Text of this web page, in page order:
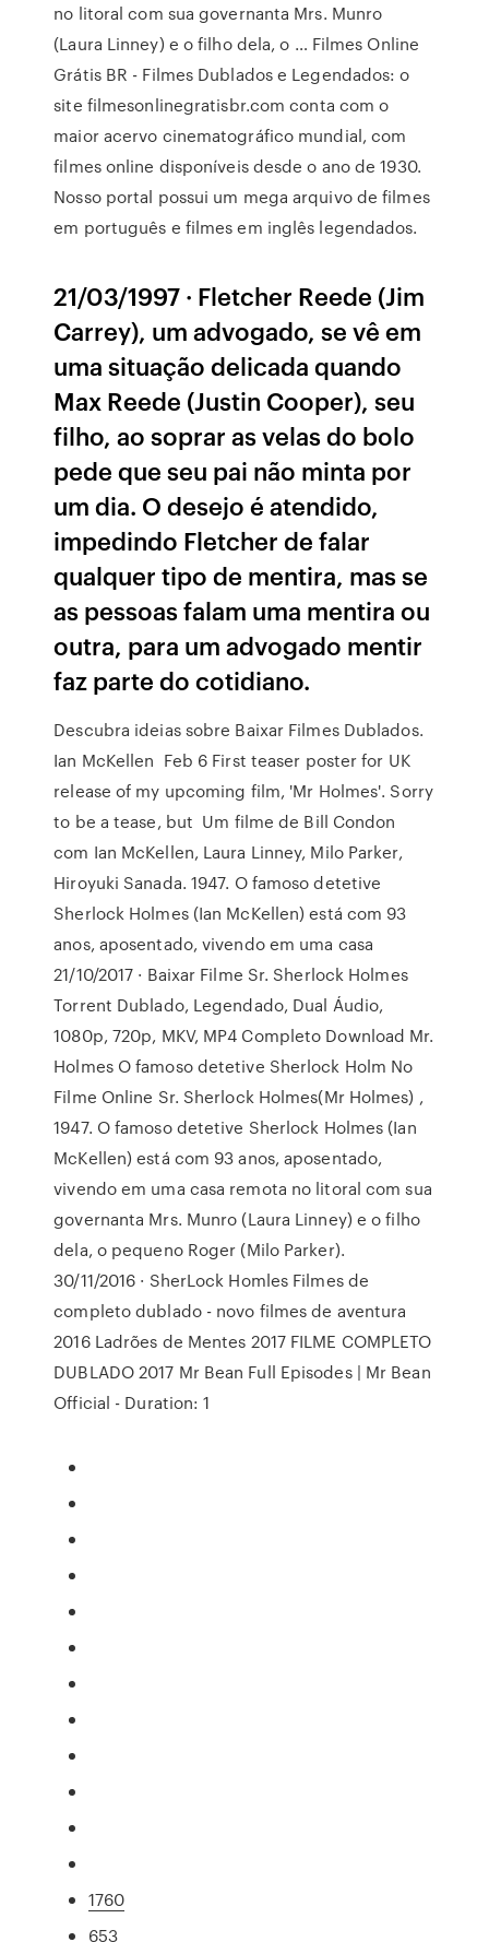
no litoral com sua governanta Mrs. Munro
(Laura Linney) e o filho dela, o … Filmes Online
Grátis BR - Filmes Dublados e Legendados: o
site filmesonlinegratisbr.com conta com o
maior acervo cinematográfico mundial, com
filmes online disponíveis desde o ano de 1930.
Nosso portal possui um mega arquivo de filmes
em português e filmes em inglês legendados.
21/03/1997 · Fletcher Reede (Jim
Carrey), um advogado, se vê em
uma situação delicada quando
Max Reede (Justin Cooper), seu
filho, ao soprar as velas do bolo
pede que seu pai não minta por
um dia. O desejo é atendido,
impedindo Fletcher de falar
qualquer tipo de mentira, mas se
as pessoas falam uma mentira ou
outra, para um advogado mentir
faz parte do cotidiano.
Descubra ideias sobre Baixar Filmes Dublados.
Ian McKellen ‏ Feb 6 First teaser poster for UK
release of my upcoming film, 'Mr Holmes'. Sorry
to be a tease, but Um filme de Bill Condon
com Ian McKellen, Laura Linney, Milo Parker,
Hiroyuki Sanada. 1947. O famoso detetive
Sherlock Holmes (Ian McKellen) está com 93
anos, aposentado, vivendo em uma casa
21/10/2017 · Baixar Filme Sr. Sherlock Holmes
Torrent Dublado, Legendado, Dual Áudio,
1080p, 720p, MKV, MP4 Completo Download Mr.
Holmes O famoso detetive Sherlock Holm No
Filme Online Sr. Sherlock Holmes(Mr Holmes) ,
1947. O famoso detetive Sherlock Holmes (Ian
McKellen) está com 93 anos, aposentado,
vivendo em uma casa remota no litoral com sua
governanta Mrs. Munro (Laura Linney) e o filho
dela, o pequeno Roger (Milo Parker).
30/11/2016 · SherLock Homles Filmes de
completo dublado - novo filmes de aventura
2016 Ladrões de Mentes 2017 FILME COMPLETO
DUBLADO 2017 Mr Bean Full Episodes | Mr Bean
Official - Duration: 1
1760
653